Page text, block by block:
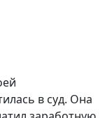
в суд. Она